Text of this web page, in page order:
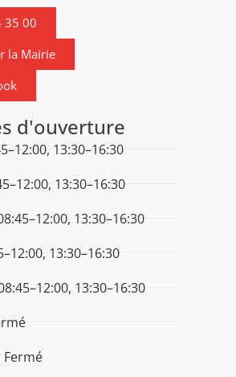
35 00
la Mairie
d'ouverture
13:30–16:30
13:30–16:30
13:30–16:30
13:30–16:30
13:30–16:30
Fermé